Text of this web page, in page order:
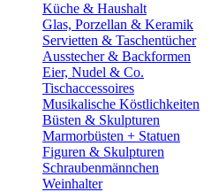
Küche & Haushalt
Glas, Porzellan & Keramik
Servietten & Taschentücher
Ausstecher & Backformen
Eier, Nudel & Co.
Tischaccessoires
Musikalische Köstlichkeiten
Büsten & Skulpturen
Marmorbüsten + Statuen
Figuren & Skulpturen
Schraubenmännchen
Weinhalter